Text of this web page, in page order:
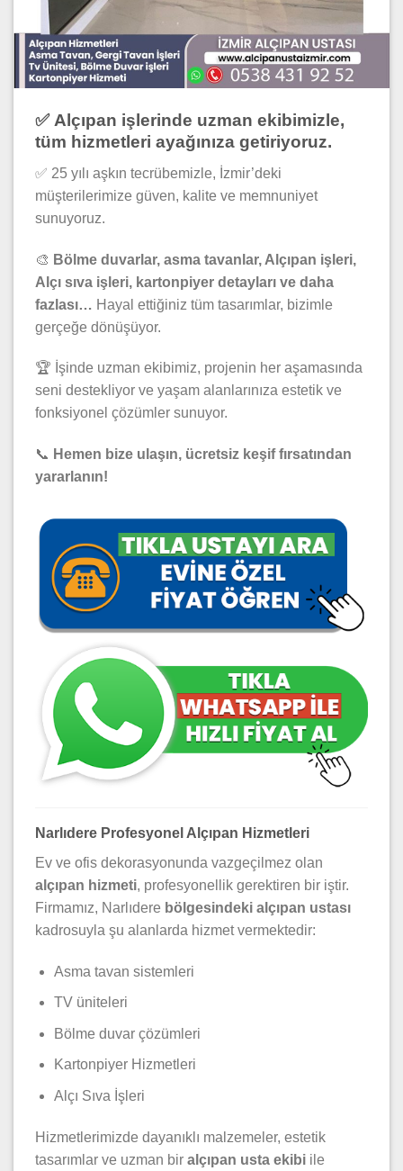
✅ Alçıpan işlerinde uzman ekibimizle,
tüm hizmetleri ayağınıza getiriyoruz.
✅ 25 yılı aşkın tecrübemizle, İzmir’deki
müşterilerimize güven, kalite ve memnuniyet
sunuyoruz.
🎨 Bölme duvarlar, asma tavanlar, Alçıpan işleri,
Alçı sıva işleri, kartonpiyer detayları ve daha
fazlası… Hayal ettiğiniz tüm tasarımlar, bizimle
gerçeğe dönüşüyor.
🏆 İşinde uzman ekibimiz, projenin her aşamasında
seni destekliyor ve yaşam alanlarınıza estetik ve
fonksiyonel çözümler sunuyor.
📞 Hemen bize ulaşın, ücretsiz keşif fırsatından
yararlanın!
Narlıdere Profesyonel Alçıpan Hizmetleri
Ev ve ofis dekorasyonunda vazgeçilmez olan
alçıpan hizmeti, profesyonellik gerektiren bir iştir.
Firmamız, Narlıdere bölgesindeki alçıpan ustası
kadrosuyla şu alanlarda hizmet vermektedir:
Asma tavan sistemleri
TV üniteleri
Bölme duvar çözümleri
Kartonpiyer Hizmetleri
Alçı Sıva İşleri
Hizmetlerimizde dayanıklı malzemeler, estetik
tasarımlar ve uzman bir alçıpan usta ekibi ile